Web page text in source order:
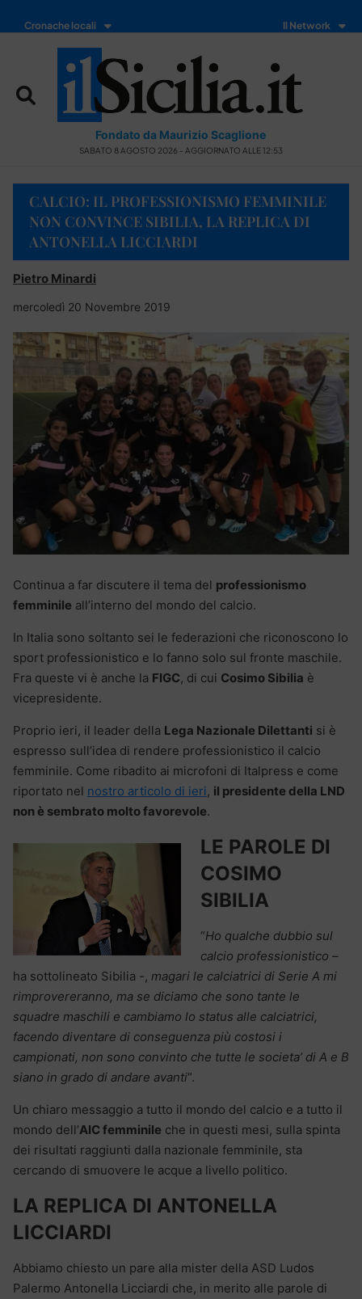
Cronache locali Il Network
Fondato da Maurizio Scaglione
SABATO 8 AGOSTO 2026 - AGGIORNATO ALLE 12:53
CALCIO: IL PROFESSIONISMO FEMMINILE
NON CONVINCE SIBILIA, LA REPLICA DI
ANTONELLA LICCIARDI
Pietro Minardi
mercoledì 20 Novembre 2019
Continua a far discutere il tema del professionismo
femminile all’interno del mondo del calcio.
In Italia sono soltanto sei le federazioni che riconoscono lo
sport professionistico e lo fanno solo sul fronte maschile.
Fra queste vi è anche la FIGC, di cui Cosimo Sibilia è
vicepresidente.
Proprio ieri, il leader della Lega Nazionale Dilettanti si è
espresso sull’idea di rendere professionistico il calcio
femminile. Come ribadito ai microfoni di Italpress e come
riportato nel nostro articolo di ieri, il presidente della LND
non è sembrato molto favorevole.
LE PAROLE DI
COSIMO
SIBILIA
“Ho qualche dubbio sul
calcio professionistico –
ha sottolineato Sibilia -, magari le calciatrici di Serie A mi
rimprovereranno, ma se diciamo che sono tante le
squadre maschili e cambiamo lo status alle calciatrici,
facendo diventare di conseguenza più costosi i
campionati, non sono convinto che tutte le societa’ di A e B
siano in grado di andare avanti“.
Un chiaro messaggio a tutto il mondo del calcio e a tutto il
mondo dell’AIC femminile che in questi mesi, sulla spinta
dei risultati raggiunti dalla nazionale femminile, sta
cercando di smuovere le acque a livello politico.
LA REPLICA DI ANTONELLA
LICCIARDI
Abbiamo chiesto un pare alla mister della ASD Ludos
Palermo Antonella Licciardi che, in merito alle parole di